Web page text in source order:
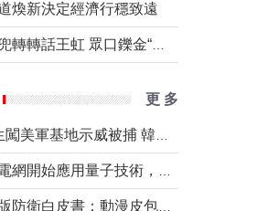
煥新決定經濟行穩致遠
更 多